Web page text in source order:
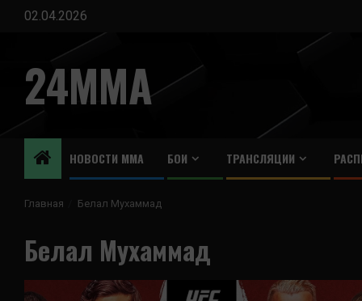
Перейти
содержимому
02.04.2026
24MMA
НОВОСТИ ММА БОИ ТРАНСЛЯЦИИ
Главная Белал Мухаммад
Белал Мухаммад